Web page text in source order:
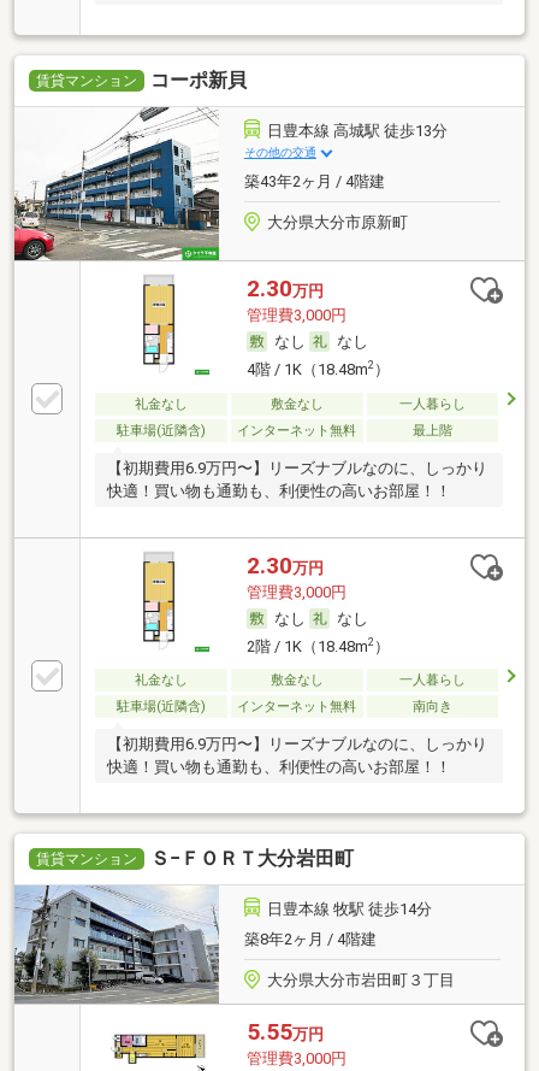
賃貸マンション コーポ新貝
日豊本線 高城駅 徒歩13分
その他の交通
築43年2ヶ月 / 4階建
大分県大分市原新町
2.30万円
管理費3,000円
なし
なし
4階 / 1K（18.48m2）
礼金なし 敷金なし
一人暮らし
駐車場(近隣含)
インターネット無料 最上階
【初期費用6.9万円〜】リーズナブルなのに、しっかり
快適！買い物も通勤も、利便性の高いお部屋！！
2.30万円
管理費3,000円
なし
なし
2階 / 1K（18.48m2）
礼金なし 敷金なし
一人暮らし
駐車場(近隣含)
インターネット無料 南向き
【初期費用6.9万円〜】リーズナブルなのに、しっかり
快適！買い物も通勤も、利便性の高いお部屋！！
賃貸マンション Ｓ−ＦＯＲＴ大分岩田町
日豊本線 牧駅 徒歩14分
築8年2ヶ月 / 4階建
大分県大分市岩田町３丁目
5.55万円
管理費3,000円